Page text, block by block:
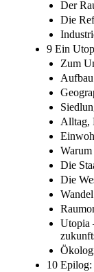
Der
Die
9 Ein
Zum
Alltag,
Die
Die
Utopia
10 Epilog: